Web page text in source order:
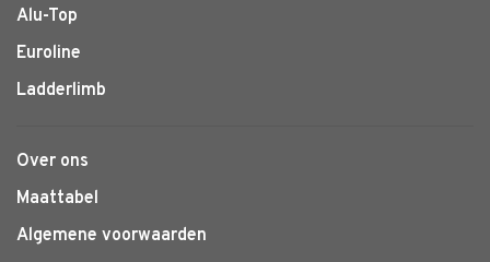
Alu-Top
Euroline
Ladderlimb
Over ons
Maattabel
Algemene voorwaarden